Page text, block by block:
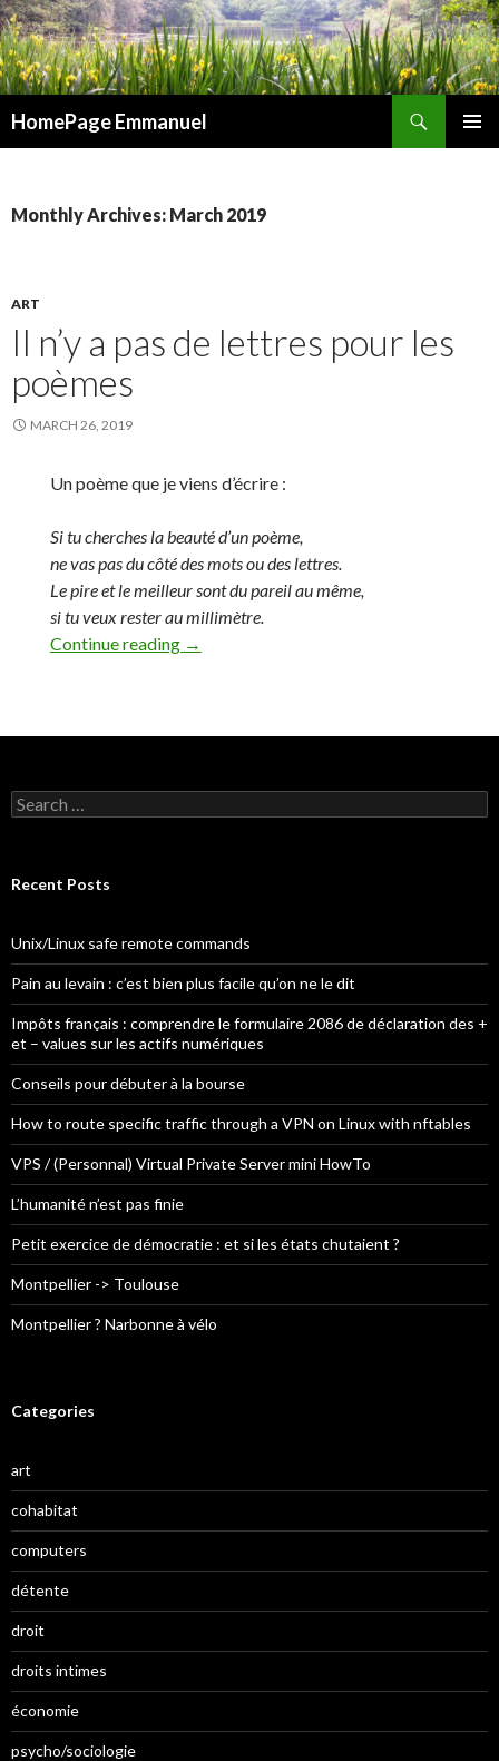
HomePage Emmanuel
Monthly Archives: March 2019
ART
Il n’y a pas de lettres pour les
poèmes
MARCH 26, 2019
Un poème que je viens d’écrire :
Si tu cherches la beauté d’un poème,
ne vas pas du côté des mots ou des lettres.
Le pire et le meilleur sont du pareil au même,
si tu veux rester au millimètre.
Continue reading Il n’y a pas de lettres pour les poèmes
→
S
e
c
o
r
:
Recent Posts
Unix/Linux safe remote commands
Pain au levain : c’est bien plus facile qu’on ne le dit
Impôts français : comprendre le formulaire 2086 de déclaration des +
et – values sur les actifs numériques
Conseils pour débuter à la bourse
How to route specific traffic through a VPN on Linux with nftables
VPS / (Personnal) Virtual Private Server mini HowTo
L’humanité n’est pas finie
Petit exercice de démocratie : et si les états chutaient ?
Montpellier -> Toulouse
Montpellier ? Narbonne à vélo
Categories
art
cohabitat
computers
détente
droit
droits intimes
économie
psycho/sociologie